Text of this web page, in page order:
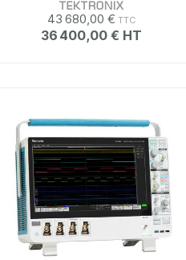
TEKTRONIX
43 680,00 €
36 400,00 €